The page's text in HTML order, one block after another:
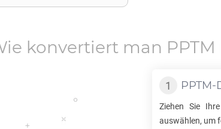
konvertiert man PPTM
PPTM-
Ziehen Sie Ihre
auswählen, um